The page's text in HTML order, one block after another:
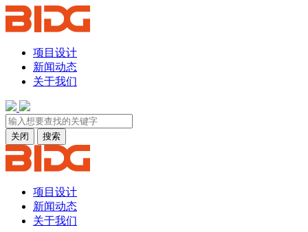
项目设计
新闻动态
关于我们
关闭 搜索
项目设计
新闻动态
关于我们